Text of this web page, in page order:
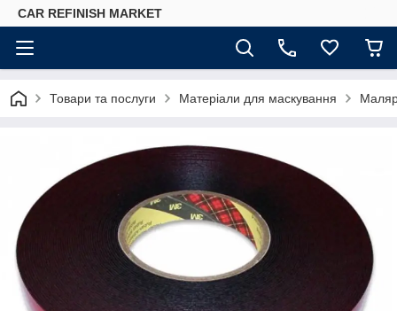
CAR REFINISH MARKET
Товари та послуги Матеріали для маскування